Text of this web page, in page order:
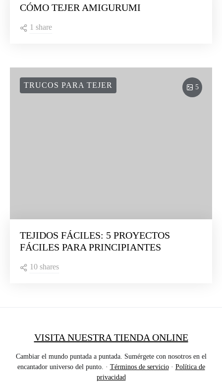
CÓMO TEJER AMIGURUMI
1 share
5
TRUCOS PARA TEJER
TEJIDOS FÁCILES: 5 PROYECTOS
FÁCILES PARA PRINCIPIANTES
10 shares
VISITA NUESTRA TIENDA ONLINE
Cambiar el mundo puntada a puntada. Sumérgete con nosotros en el
encantador universo del punto. · Términos de servicio· Política de
privacidad